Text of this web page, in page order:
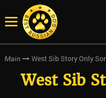
Main West Sib Story Only
West Sib